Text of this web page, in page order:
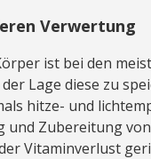
Verwertung
ist bei den
Lage diese zu
hitze- und
und Zubereitung von
Vitaminverlust